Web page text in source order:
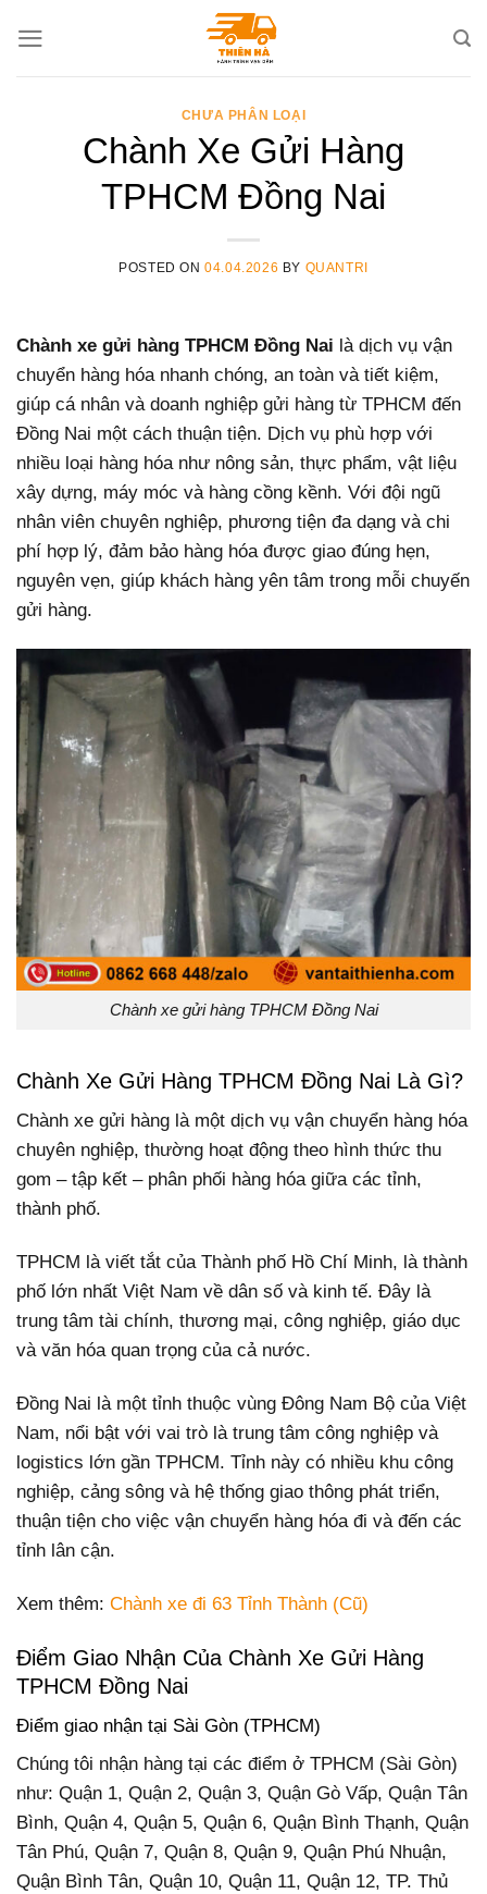
CHƯA PHÂN LOẠI
Chành Xe Gửi Hàng
TPHCM Đồng Nai
POSTED ON04.04.2026 BY QUANTRI
Chành xe gửi hàng TPHCM Đồng Nai là dịch vụ vận
chuyển hàng hóa nhanh chóng, an toàn và tiết kiệm,
giúp cá nhân và doanh nghiệp gửi hàng từ TPHCM đến
Đồng Nai một cách thuận tiện. Dịch vụ phù hợp với
nhiều loại hàng hóa như nông sản, thực phẩm, vật liệu
xây dựng, máy móc và hàng cồng kềnh. Với đội ngũ
nhân viên chuyên nghiệp, phương tiện đa dạng và chi
phí hợp lý, đảm bảo hàng hóa được giao đúng hẹn,
nguyên vẹn, giúp khách hàng yên tâm trong mỗi chuyến
gửi hàng.
Chành xe gửi hàng TPHCM Đồng Nai
Chành Xe Gửi Hàng TPHCM Đồng Nai Là Gì?
Chành xe gửi hàng là một dịch vụ vận chuyển hàng hóa
chuyên nghiệp, thường hoạt động theo hình thức thu
gom – tập kết – phân phối hàng hóa giữa các tỉnh,
thành phố.
TPHCM là viết tắt của Thành phố Hồ Chí Minh, là thành
phố lớn nhất Việt Nam về dân số và kinh tế. Đây là
trung tâm tài chính, thương mại, công nghiệp, giáo dục
và văn hóa quan trọng của cả nước.
Đồng Nai là một tỉnh thuộc vùng Đông Nam Bộ của Việt
Nam, nổi bật với vai trò là trung tâm công nghiệp và
logistics lớn gần TPHCM. Tỉnh này có nhiều khu công
nghiệp, cảng sông và hệ thống giao thông phát triển,
thuận tiện cho việc vận chuyển hàng hóa đi và đến các
tỉnh lân cận.
Xem thêm: Chành xe đi 63 Tỉnh Thành (Cũ)
Điểm Giao Nhận Của Chành Xe Gửi Hàng
TPHCM Đồng Nai
Điểm giao nhận tại Sài Gòn (TPHCM)
Chúng tôi nhận hàng tại các điểm ở TPHCM (Sài Gòn)
như: Quận 1, Quận 2, Quận 3, Quận Gò Vấp, Quận Tân
Bình, Quận 4, Quận 5, Quận 6, Quận Bình Thạnh, Quận
Tân Phú, Quận 7, Quận 8, Quận 9, Quận Phú Nhuận,
Quận Bình Tân, Quận 10, Quận 11, Quận 12, TP. Thủ